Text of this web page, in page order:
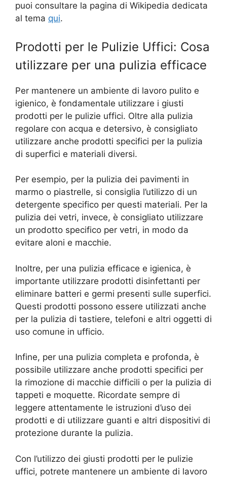
puoi consultare la pagina di Wikipedia dedicata
al tema qui.
Prodotti per le Pulizie Uffici: Cosa
utilizzare per una pulizia efficace
Per mantenere un ambiente di lavoro pulito e
igienico, è fondamentale utilizzare i giusti
prodotti per le pulizie uffici. Oltre alla pulizia
regolare con acqua e detersivo, è consigliato
utilizzare anche prodotti specifici per la pulizia
di superfici e materiali diversi.
Per esempio, per la pulizia dei pavimenti in
marmo o piastrelle, si consiglia l’utilizzo di un
detergente specifico per questi materiali. Per la
pulizia dei vetri, invece, è consigliato utilizzare
un prodotto specifico per vetri, in modo da
evitare aloni e macchie.
Inoltre, per una pulizia efficace e igienica, è
importante utilizzare prodotti disinfettanti per
eliminare batteri e germi presenti sulle superfici.
Questi prodotti possono essere utilizzati anche
per la pulizia di tastiere, telefoni e altri oggetti di
uso comune in ufficio.
Infine, per una pulizia completa e profonda, è
possibile utilizzare anche prodotti specifici per
la rimozione di macchie difficili o per la pulizia di
tappeti e moquette. Ricordate sempre di
leggere attentamente le istruzioni d’uso dei
prodotti e di utilizzare guanti e altri dispositivi di
protezione durante la pulizia.
Con l’utilizzo dei giusti prodotti per le pulizie
uffici, potrete mantenere un ambiente di lavoro